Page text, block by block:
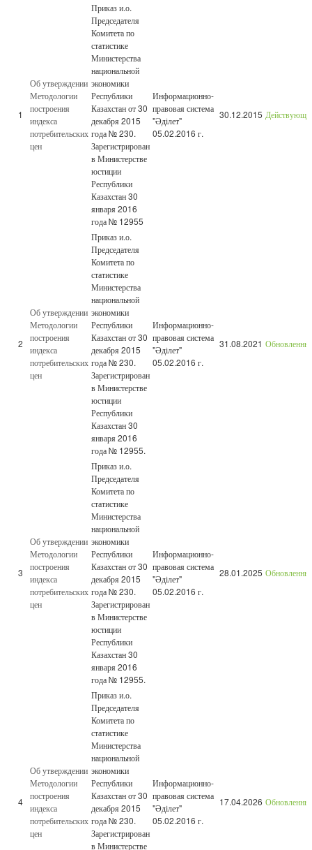
1
Об утверждении
Методологии
построения
индекса
потребительских
цен
Приказ и.о.
Председателя
Комитета по
статистике
Министерства
национальной
экономики
Республики
Казахстан от 30
декабря 2015
года № 230.
Зарегистрирован
в Министерстве
юстиции
Республики
Казахстан 30
января 2016
года № 12955
Информационно-
правовая система
"Әділет"
05.02.2016 г.
30.12.2015
2
Об утверждении
Методологии
построения
индекса
потребительских
цен
Приказ и.о.
Председателя
Комитета по
статистике
Министерства
национальной
экономики
Республики
Казахстан от 30
декабря 2015
года № 230.
Зарегистрирован
в Министерстве
юстиции
Республики
Казахстан 30
января 2016
года № 12955.
Информационно-
правовая система
"Әділет"
05.02.2016 г.
31.08.2021
3
Об утверждении
Методологии
построения
индекса
потребительских
цен
Приказ и.о.
Председателя
Комитета по
статистике
Министерства
национальной
экономики
Республики
Казахстан от 30
декабря 2015
года № 230.
Зарегистрирован
в Министерстве
юстиции
Республики
Казахстан 30
января 2016
года № 12955.
Информационно-
правовая система
"Әділет"
05.02.2016 г.
28.01.2025
4
Об утверждении
Методологии
построения
индекса
потребительских
цен
Приказ и.о.
Председателя
Комитета по
статистике
Министерства
национальной
экономики
Республики
Казахстан от 30
декабря 2015
года № 230.
Зарегистрирован
в Министерстве
Информационно-
правовая система
"Әділет"
05.02.2016 г.
17.04.2026